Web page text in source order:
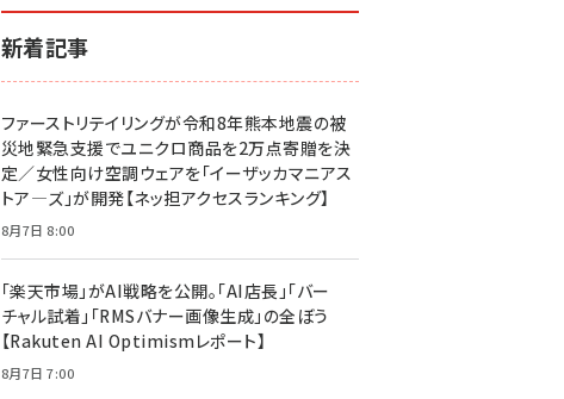
新着記事
ファーストリテイリングが令和8年熊本地震の被
災地緊急支援でユニクロ商品を2万点寄贈を決
定／女性向け空調ウェアを「イーザッカマニアス
トア―ズ」が開発【ネッ担アクセスランキング】
8月7日 8:00
「楽天市場」がAI戦略を公開。「AI店長」「バー
チャル試着」「RMSバナー画像生成」の全ぼう
【Rakuten AI Optimismレポート】
8月7日 7:00